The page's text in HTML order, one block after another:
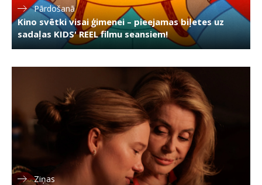
Pārdošanā
Kino svētki visai ģimenei – pieejamas biļetes uz
sadaļas KIDS' REEL filmu seansiem!
Ziņas